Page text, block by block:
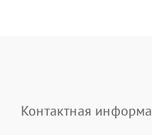
Контактная